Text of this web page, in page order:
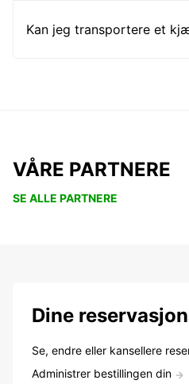
Kan jeg transportere et
VÅRE PARTNERE
SE ALLE PARTNERE
Dine
Se, endre eller kansellere
Administrer bestillingen din